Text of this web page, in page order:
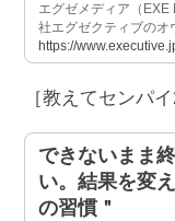
エグゼメディア（EXE
社エグゼクティブのオ
https://
［教えてセンパ
できないまま
い。結果を変
の習慣＂